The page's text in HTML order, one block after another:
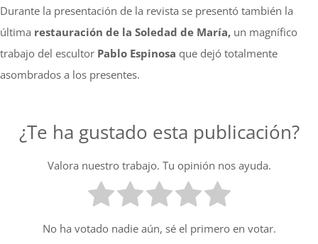
Durante la presentación de la revista se presentó también la
última restauración de la Soledad de María, un magnífico
trabajo del escultor Pablo Espinosa que dejó totalmente
asombrados a los presentes.
¿Te ha gustado esta publicación?
Valora nuestro trabajo. Tu opinión nos ayuda.
No ha votado nadie aún, sé el primero en votar.